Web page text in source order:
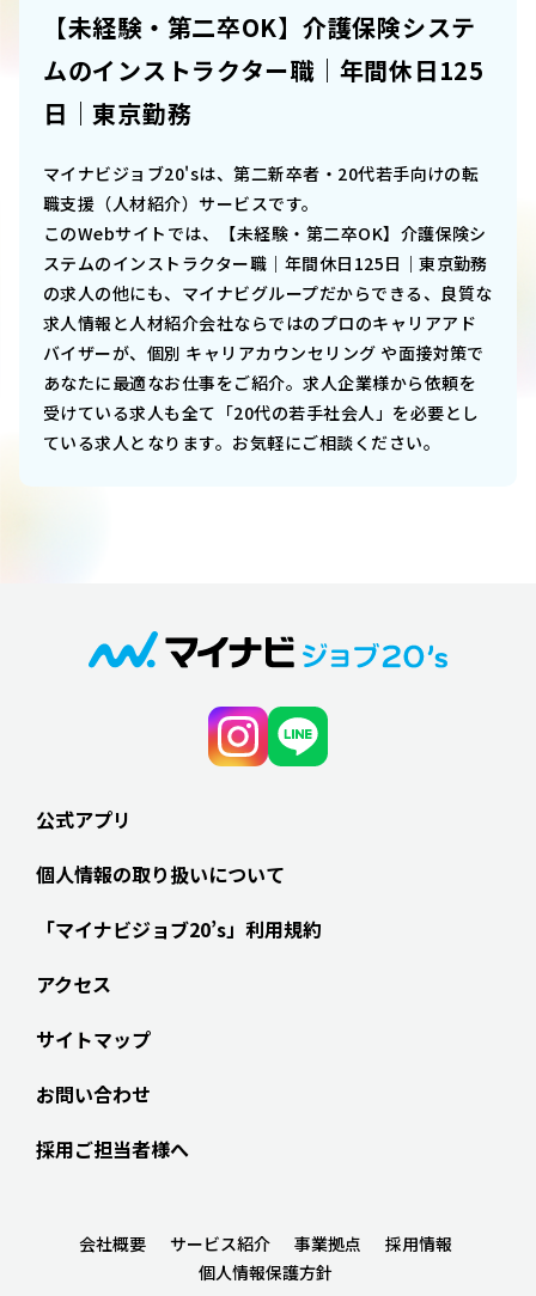
【未経験・第二卒OK】介護保険システ
ムのインストラクター職｜年間休日125
日｜東京勤務
マイナビジョブ20'sは、第二新卒者・20代若手向けの転
職支援（人材紹介）サービスです。
このWebサイトでは、
【未経験・第二卒OK】介護保険シ
ステムのインストラクター職｜年間休日125日｜東京勤務
の求人の他にも、マイナビグループだからできる、良質な
求人情報と人材紹介会社ならではのプロのキャリアアド
バイザーが、個別 キャリアカウンセリング や面接対策で
あなたに最適なお仕事をご紹介。求人企業様から依頼を
受けている求人も全て「20代の若手社会人」を必要とし
ている求人となります。お気軽にご相談ください。
公式アプリ
個人情報の取り扱いについて
「マイナビジョブ20’s」利用規約
アクセス
サイトマップ
お問い合わせ
採用ご担当者様へ
会社概要 サービス紹介 事業拠点
採用情報
個人情報保護方針